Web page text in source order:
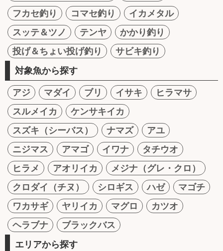
フカセ釣り
コマセ釣り
イカメタル
スッテ＆ツノ
テンヤ
かかり釣り
投げ＆ちょい投げ釣り
サビキ釣り
対象魚から探す
アジ マダイ ブリ イサキ
ヒラマサ
スルメイカ
ケンサキイカ
スズキ（シーバス）
ナマズ
アユ
ニジマス
アマゴ イワナ
タチウオ
ヒラメ
アオリイカ
メジナ（グレ・クロ）
クロダイ（チヌ）
シロギス ハゼ
マゴチ
ワカサギ
ヤリイカ マグロ
カツオ
ヘラブナ
ブラックバス
エリアから探す